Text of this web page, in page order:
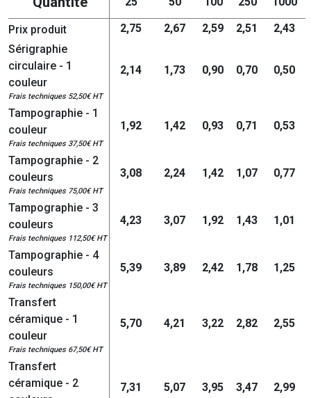
Prix produit 2,75 2,67 2,59 2,51
2,43
Sérigraphie
circulaire - 1
couleur
Frais techniques 52,50€ HT
2,14 1,73 0,90 0,70 0,50
Tampographie - 1
couleur
Frais techniques 37,50€ HT
1,92 1,42 0,93 0,71 0,53
Tampographie - 2
couleurs
Frais techniques 75,00€ HT
3,08 2,24 1,42 1,07 0,77
Tampographie - 3
couleurs
Frais techniques 112,50€ HT
4,23 3,07 1,92 1,43 1,01
Tampographie - 4
couleurs
Frais techniques 150,00€ HT
5,39 3,89 2,42 1,78 1,25
Transfert
céramique - 1
couleur
Frais techniques 67,50€ HT
5,70 4,21 3,22 2,82 2,55
Transfert
céramique - 2
7,31 5,07 3,95 3,47 2,99